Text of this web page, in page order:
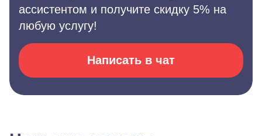
ассистентом и получите скидку 5% на
любую услугу!
Написать в чат